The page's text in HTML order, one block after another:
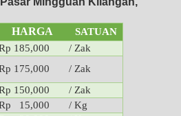
HARGA
SATUAN
185,000
/ Zak
175,000
/ Zak
150,000
/ Zak
15,000
/ Kg